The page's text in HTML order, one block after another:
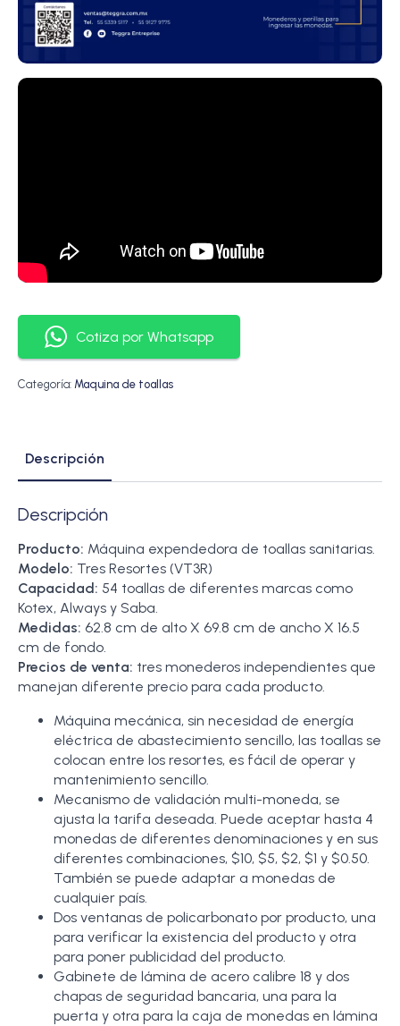
Cotiza por Whatsapp
Categoría: Maquina de toallas
Descripción
Descripción
Producto: Máquina expendedora de toallas sanitarias.
Modelo: Tres Resortes (VT3R)
Capacidad: 54 toallas de diferentes marcas como
Kotex, Always y Saba.
Medidas: 62.8 cm de alto X 69.8 cm de ancho X 16.5
cm de fondo.
Precios de venta: tres monederos independientes que
manejan diferente precio para cada producto.
Máquina mecánica, sin necesidad de energía
eléctrica de abastecimiento sencillo, las toallas se
colocan entre los resortes, es fácil de operar y
mantenimiento sencillo.
Mecanismo de validación multi-moneda, se
ajusta la tarifa deseada. Puede aceptar hasta 4
monedas de diferentes denominaciones y en sus
diferentes combinaciones, $10, $5, $2, $1 y $0.50.
También se puede adaptar a monedas de
cualquier país.
Dos ventanas de policarbonato por producto, una
para verificar la existencia del producto y otra
para poner publicidad del producto.
Gabinete de lámina de acero calibre 18 y dos
chapas de seguridad bancaria, una para la
puerta y otra para la caja de monedas en lámina